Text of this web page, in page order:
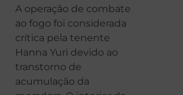
A operação de combate
ao fogo foi considerada
crítica pela tenente
Hanna Yuri devido ao
transtorno de
acumulação da